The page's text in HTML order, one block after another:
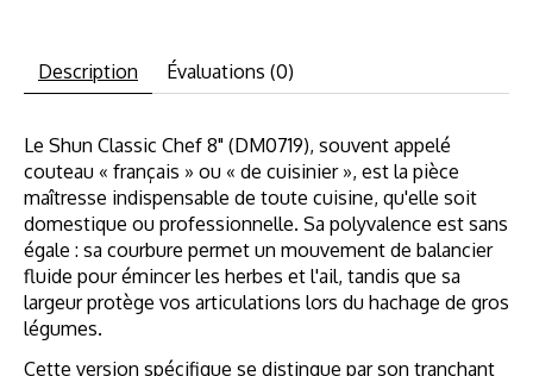
Description Évaluations (0)
Le Shun Classic Chef 8" (DM0719), souvent appelé
couteau « français » ou « de cuisinier », est la pièce
maîtresse indispensable de toute cuisine, qu'elle soit
domestique ou professionnelle. Sa polyvalence est sans
égale : sa courbure permet un mouvement de balancier
fluide pour émincer les herbes et l'ail, tandis que sa
largeur protège vos articulations lors du hachage de gros
légumes.
Cette version spécifique se distingue par son tranchant